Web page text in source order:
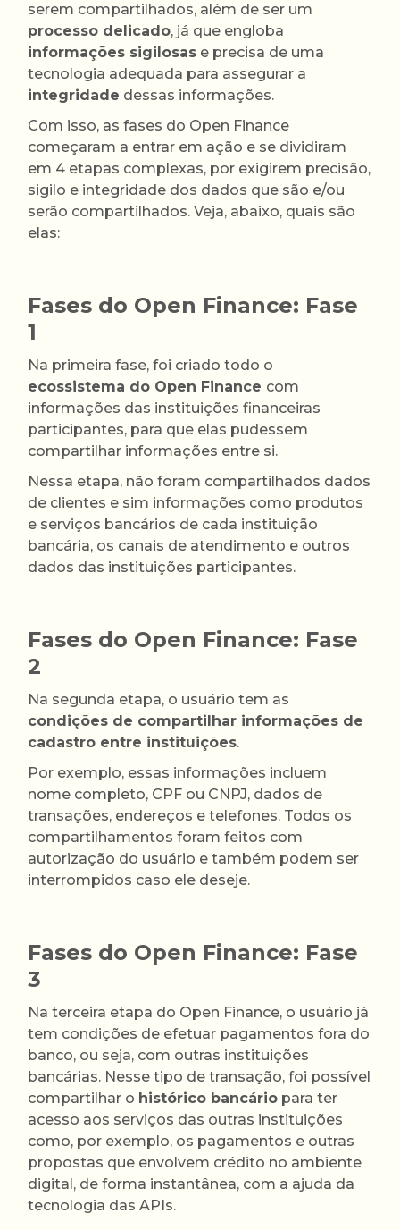
serem compartilhados, além de ser um
processo delicado, já que engloba
informações sigilosas e precisa de uma
tecnologia adequada para assegurar a
integridade dessas informações.
Com isso, as fases do Open Finance
começaram a entrar em ação e se dividiram
em 4 etapas complexas, por exigirem precisão,
sigilo e integridade dos dados que são e/ou
serão compartilhados. Veja, abaixo, quais são
elas:
Fases do Open Finance: Fase
1
Na primeira fase, foi criado todo o
ecossistema do Open Finance com
informações das instituições financeiras
participantes, para que elas pudessem
compartilhar informações entre si.
Nessa etapa, não foram compartilhados dados
de clientes e sim informações como produtos
e serviços bancários de cada instituição
bancária, os canais de atendimento e outros
dados das instituições participantes.
Fases do Open Finance: Fase
2
Na segunda etapa, o usuário tem as
condições de compartilhar informações de
cadastro entre instituições.
Por exemplo, essas informações incluem
nome completo, CPF ou CNPJ, dados de
transações, endereços e telefones. Todos os
compartilhamentos foram feitos com
autorização do usuário e também podem ser
interrompidos caso ele deseje.
Fases do Open Finance: Fase
3
Na terceira etapa do Open Finance, o usuário já
tem condições de efetuar pagamentos fora do
banco, ou seja, com outras instituições
bancárias. Nesse tipo de transação, foi possível
compartilhar o histórico bancário para ter
acesso aos serviços das outras instituições
como, por exemplo, os pagamentos e outras
propostas que envolvem crédito no ambiente
digital, de forma instantânea, com a ajuda da
tecnologia das APIs.